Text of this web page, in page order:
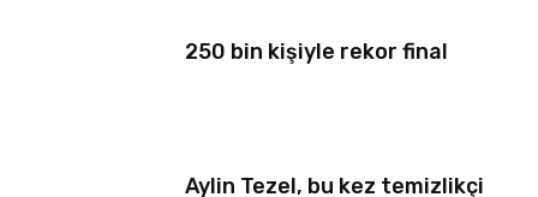
250 bin kişiyle rekor final
Aylin Tezel, bu kez temizlikçi